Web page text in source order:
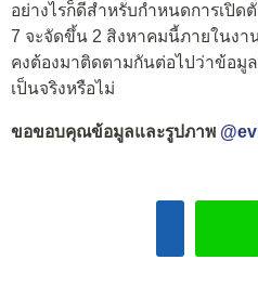
อย่างไรก็ดีสำหรับกำหนดการเปิด
7 จะจัดขึ้น 2 สิงหาคมนี้ภายในงา
คงต้องมาติดตามกันต่อไปว่าข้อมูล
เป็นจริงหรือไม่
ขอขอบคุณข้อมูลและรูปภาพ